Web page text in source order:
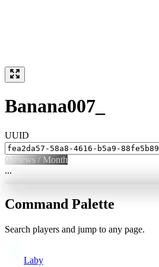
Banana007_
UUID
0 Views / Month
...
Command Palette
Search players and jump to any page.
Laby